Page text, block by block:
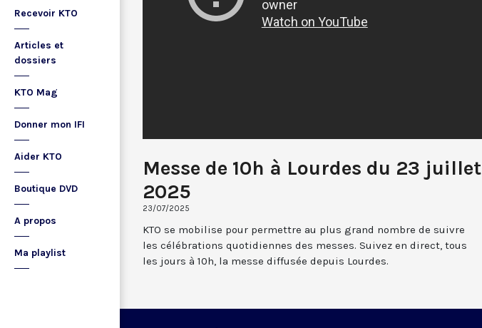
Recevoir KTO
Articles et
dossiers
KTO Mag
Donner mon IFI
Aider KTO
Boutique DVD
A propos
Ma playlist
Messe de 10h à Lourdes du 23 juillet
2025
23/07/2025
KTO se mobilise pour permettre au plus grand nombre de suivre
les célébrations quotidiennes des messes. Suivez en direct, tous
les jours à 10h, la messe diffusée depuis Lourdes.